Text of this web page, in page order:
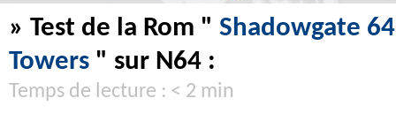
» Test de la Rom " Shadowgate
Towers " sur N64 :
Temps de lecture : < 2 min